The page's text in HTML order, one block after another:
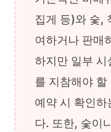
집게 등)와 숯,
여하거나 판매
하지만 일부 시
를 지참해야 할
예약 시 확인하
다. 또한, 숯이